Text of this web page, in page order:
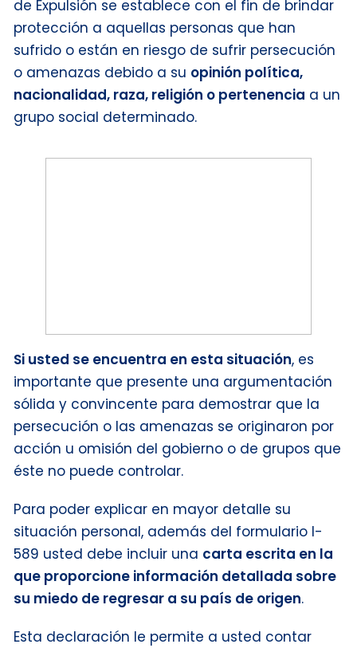
de Expulsión se establece con el fin de brindar
protección a aquellas personas que han
sufrido o están en riesgo de sufrir persecución
o amenazas debido a su opinión política,
nacionalidad, raza, religión o pertenencia a un
grupo social determinado.
Si usted se encuentra en esta situación, es
importante que presente una argumentación
sólida y convincente para demostrar que la
persecución o las amenazas se originaron por
acción u omisión del gobierno o de grupos que
éste no puede controlar.
Para poder explicar en mayor detalle su
situación personal, además del formulario I-
589 usted debe incluir una carta escrita en la
que proporcione información detallada sobre
su miedo de regresar a su país de origen.
Esta declaración le permite a usted contar